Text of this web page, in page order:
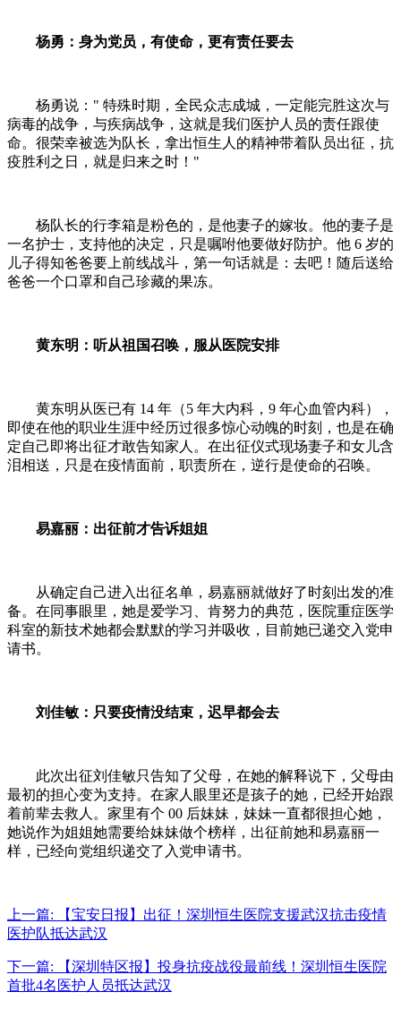
杨勇：身为党员，有使命，更有责任要去
杨勇说：" 特殊时期，全民众志成城，一定能完胜这次与
病毒的战争，与疾病战争，这就是我们医护人员的责任跟使
命。很荣幸被选为队长，拿出恒生人的精神带着队员出征，抗
疫胜利之日，就是归来之时！"
杨队长的行李箱是粉色的，是他妻子的嫁妆。他的妻子是
一名护士，支持他的决定，只是嘱咐他要做好防护。他 6 岁的
儿子得知爸爸要上前线战斗，第一句话就是：去吧！随后送给
爸爸一个口罩和自己珍藏的果冻。
黄东明：听从祖国召唤，服从医院安排
黄东明从医已有 14 年（5 年大内科，9 年心血管内科），
即使在他的职业生涯中经历过很多惊心动魄的时刻，也是在确
定自己即将出征才敢告知家人。在出征仪式现场妻子和女儿含
泪相送，只是在疫情面前，职责所在，逆行是使命的召唤。
易嘉丽：出征前才告诉姐姐
从确定自己进入出征名单，易嘉丽就做好了时刻出发的准
备。在同事眼里，她是爱学习、肯努力的典范，医院重症医学
科室的新技术她都会默默的学习并吸收，目前她已递交入党申
请书。
刘佳敏：只要疫情没结束，迟早都会去
此次出征刘佳敏只告知了父母，在她的解释说下，父母由
最初的担心变为支持。在家人眼里还是孩子的她，已经开始跟
着前辈去救人。家里有个 00 后妹妹，妹妹一直都很担心她，
她说作为姐姐她需要给妹妹做个榜样，出征前她和易嘉丽一
样，已经向党组织递交了入党申请书。
上一篇:
【宝安日报】出征！深圳恒生医院支援武汉抗击疫情
医护队抵达武汉
下一篇:
【深圳特区报】投身抗疫战役最前线！深圳恒生医院
首批4名医护人员抵达武汉